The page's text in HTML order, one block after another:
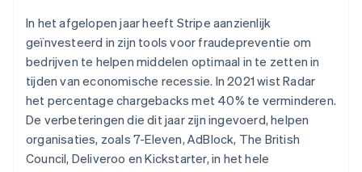
In het afgelopen jaar heeft Stripe aanzienlijk
geïnvesteerd in zijn tools voor fraudepreventie om
bedrijven te helpen middelen optimaal in te zetten in
tijden van economische recessie. In 2021 wist Radar
het percentage chargebacks met 40% te verminderen.
De verbeteringen die dit jaar zijn ingevoerd, helpen
organisaties, zoals 7-Eleven, AdBlock, The British
Council, Deliveroo en Kickstarter, in het hele
日本語English
Kroatië
EnglishItaliano
Letland
English
Liechtenstein
DeutschEnglish
Litouwen
English